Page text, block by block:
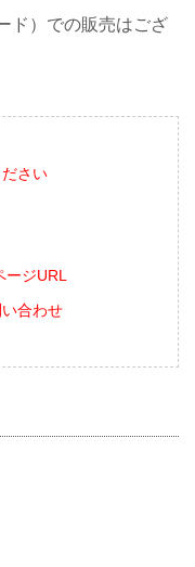
ド）での販売はござ
さい
ージURL
合わせ